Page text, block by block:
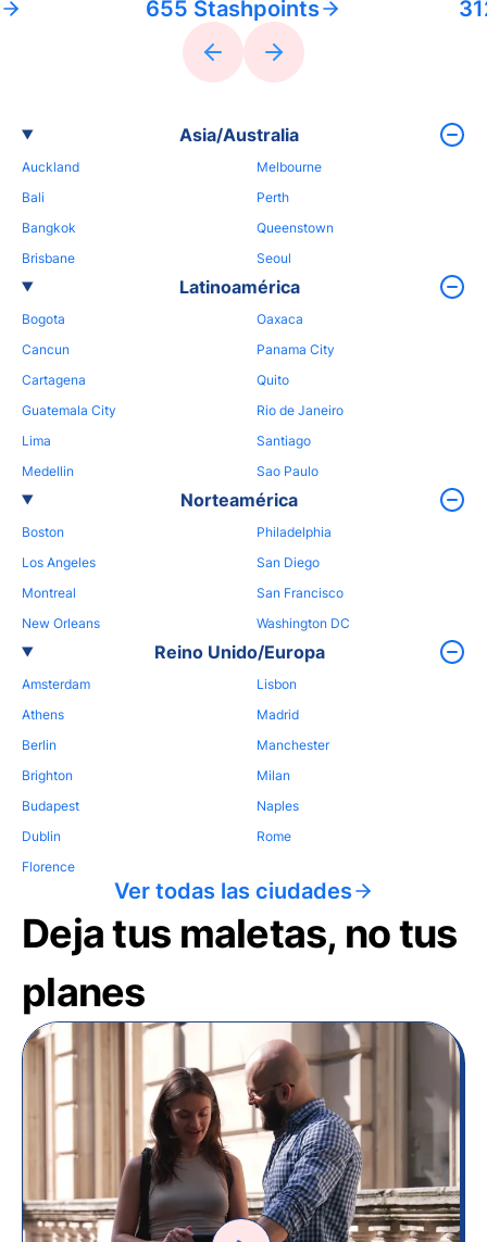
655 Stashpoints
Asia/Australia
Auckland
Bali
Bangkok
Brisbane
Melbourne
Perth
Queenstown
Seoul
Latinoamérica
Bogota
Cancun
Cartagena
Guatemala City
Lima
Medellin
Oaxaca
Panama City
Quito
Rio de Janeiro
Santiago
Sao Paulo
Norteamérica
Boston
Los Angeles
Montreal
New Orleans
Philadelphia
San Diego
San Francisco
Washington DC
Reino Unido/Europa
Amsterdam
Athens
Berlin
Brighton
Budapest
Dublin
Florence
Lisbon
Madrid
Manchester
Milan
Naples
Rome
Ver todas las ciudades
Deja tus maletas, no tus
planes